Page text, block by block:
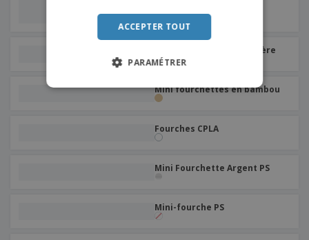
Elegance
Fourchette à Frites Madère
Mini fourchettes en bambou
Fourches CPLA
Mini Fourchette Argent PS
Mini-fourche PS
ITALIAN
ACCEPTER TOUT
PARAMÉTRER